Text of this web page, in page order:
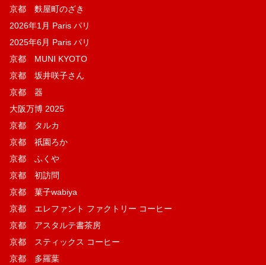
京都 麩屋町のざき
2026年1月 Paris パリ
2025年6月 Paris パリ
京都 MUNI KYOTO
京都 坂井咲子さん
京都 器
大阪万博 2025
京都 タルカ
京都 祇園ろか
京都 ふくや
京都 初訪問
京都 菓子wabiya
京都 エレファント ファクトリー コーヒー
京都 アスタルテ書茶房
京都 スティックス コーヒー
京都 多羅葉